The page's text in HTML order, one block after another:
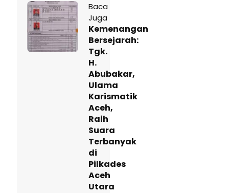
Baca
Juga
Kemenangan
Bersejarah:
Tgk.
H.
Abubakar,
Ulama
Karismatik
Aceh,
Raih
Suara
Terbanyak
di
Pilkades
Aceh
Utara